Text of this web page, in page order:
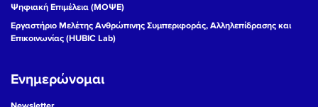
22
Ψηφιακή Επιμέλεια (ΜΟΨΕ)
Εργαστήριο Μελέτης Ανθρώπινης Συμπεριφοράς, Αλληλεπίδρασης και
Επικοινωνίας (HUBIC Lab)
Ενημερώνομαι